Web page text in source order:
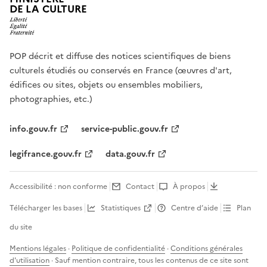
DE LA CULTURE
POP décrit et diffuse des notices scientifiques de biens
culturels étudiés ou conservés en France (œuvres d'art,
édifices ou sites, objets ou ensembles mobiliers,
photographies, etc.)
info.gouv.fr
service-public.gouv.fr
legifrance.gouv.fr
data.gouv.fr
Accessibilité : non conforme Contact
À propos
Télécharger les bases
Statistiques Centre d’aide
Plan
du site
Mentions légales · Politique de confidentialité ·Conditions générales
d'utilisation · Sauf mention contraire, tous les contenus de ce site sont